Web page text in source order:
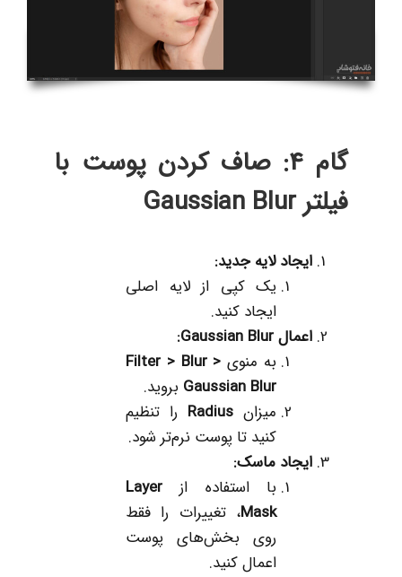
گام 4: صاف کردن پوست با
فیلترGaussian Blur
ایجاد لایه جدید:
یک کپی از لایه اصلی
ایجاد کنید.
اعمال
به منوی Filter > Blur >
Gaussian Blur بروید.
میزان Radius را تنظیم
کنید تا پوست نرم‌تر شود.
ایجاد ماسک:
با استفاده از Layer
Mask، تغییرات را فقط
روی بخش‌های پوست
اعمال کنید.